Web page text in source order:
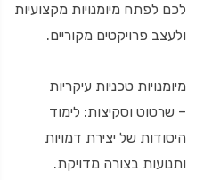
לכם לפתח מיומנויות מקצועיות
ולעצב פרויקטים מקוריים.
מיומנויות טכניות עיקריות
– שרטוט וסקיצות: לימוד
היסודות של יצירת דמויות
ותנועות בצורה מדויקת.